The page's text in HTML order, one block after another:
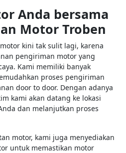
Anda bersama
Motor Troben
kini tak sulit lagi, karena
pengiriman motor yang
Kami memiliki banyak
proses pengiriman
door to door. Dengan adanya
kami akan datang ke lokasi
dan melanjutkan proses
motor, kami juga menyediakan
untuk memastikan motor